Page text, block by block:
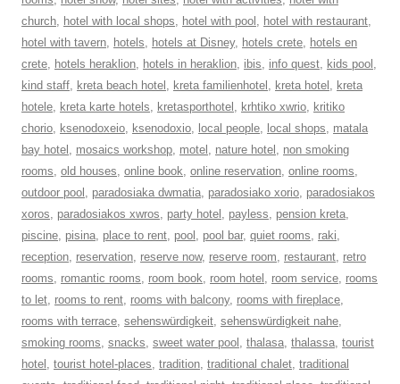
church, hotel with local shops, hotel with pool , hotel with restaurant,
hotel with tavern, hotels, hotels at Disney, hotels crete, hotels en
crete, hotels heraklion, hotels in heraklion, ibis, info quest, kids pool ,
kind staff, kreta beach hotel , kreta familienhotel , kreta hotel , kreta
hotele, kreta karte hotels, kretasporthotel , krhtiko xwrio, kritiko
chorio, ksenodoxeio, ksenodoxio, local people, local shops, matala
bay hotel , mosaics workshop, motel , nature hotel , non smoking
rooms, old houses, online book, online reservation, online rooms,
outdoor pool , paradosiaka dwmatia, paradosiako xorio, paradosiakos
xoros, paradosiakos xwros, party hotel , payless, pension kreta,
piscine, pisina, place to rent, pool , pool bar, quiet rooms, raki,
reception, reservation, reserve now, reserve room, restaurant, retro
rooms, romantic rooms, room book, room hotel , room service, rooms
to let, rooms to rent, rooms with balcony, rooms with fireplace,
rooms with terrace, sehenswürdigkeit, sehenswürdigkeit nahe,
smoking rooms, snacks, sweet water pool , thalasa, thalassa, tourist
hotel , tourist hotel-places, tradition, traditional chalet, traditional